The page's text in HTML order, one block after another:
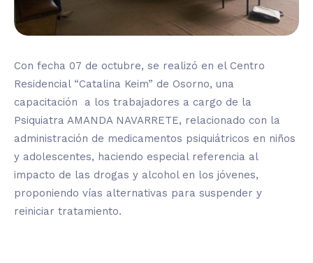
Con fecha 07 de octubre, se realizó en el Centro
Residencial “Catalina Keim” de Osorno, una
capacitación a los trabajadores a cargo de la
Psiquiatra AMANDA NAVARRETE, relacionado con la
administración de medicamentos psiquiátricos en niños
y adolescentes, haciendo especial referencia al
impacto de las drogas y alcohol en los jóvenes,
proponiendo vías alternativas para suspender y
reiniciar tratamiento.